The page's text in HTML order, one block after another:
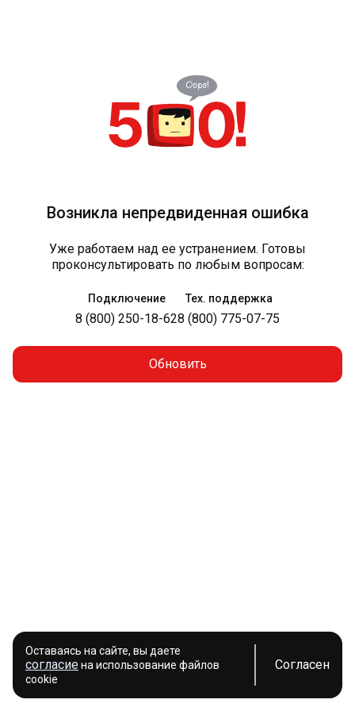
Возникла непредвиденная ошибка
Уже работаем над ее устранением. Готовы
проконсультировать по любым вопросам:
Подключение
8 (800) 250-18-62
Тех. поддержка
8 (800) 775-07-75
Обновить
Оставаясь на сайте, вы даете
согласиена использование файлов
cookie
Согласен